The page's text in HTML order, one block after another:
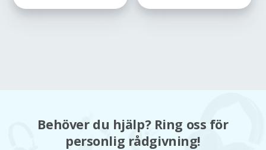
Behöver du hjälp? Ring oss för
personlig rådgivning!